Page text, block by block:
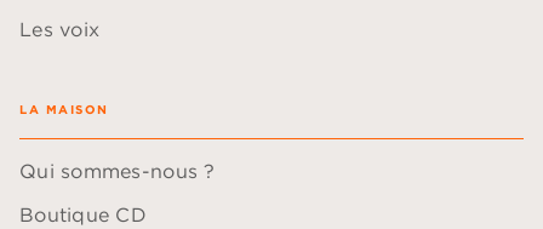
Les voix
LA MAISON
Qui sommes-nous ?
Boutique CD